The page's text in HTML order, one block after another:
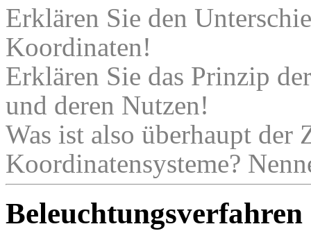
Erklären Sie den
Koordinaten!
Erklären Sie das Prinzip
und deren Nutzen!
Was ist also überhaupt der
Koordinatensysteme?
Beleuchtungsverfahren